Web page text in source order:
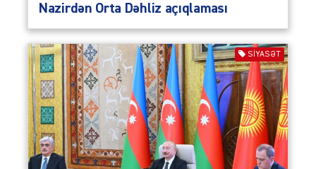
Nazirdən Orta Dəhliz açıqlaması
SIYASƏT